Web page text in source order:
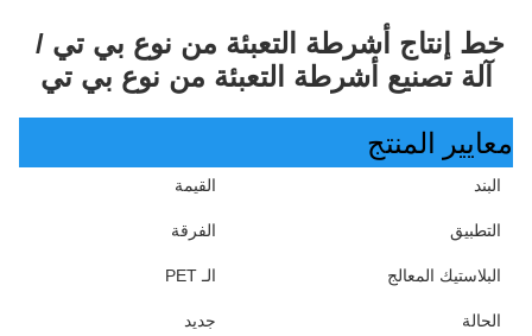
آلة تصنيع أشرطة التعبئة من نوع بي تي
معايير المنتج
البند القيمة
التطبيق الفرقة
البلاستيك المعالج الـ PET
الحالة جديد